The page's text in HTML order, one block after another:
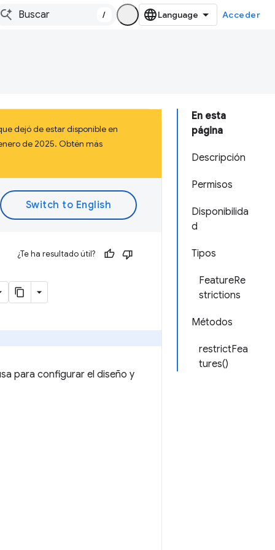
/ Acceder
En esta
página
Descripción
Permisos
Disponibilida
d
Tipos
FeatureRe
strictions
Métodos
restrictFea
tures()
dejó de estar disponible en
de 2025. Obtén más
¿Te ha resultado útil?
para configurar el diseño y